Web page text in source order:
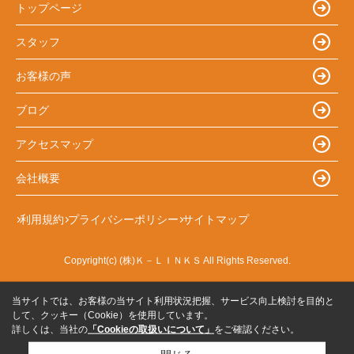
トップページ
スタッフ
お客様の声
ブログ
アクセスマップ
会社概要
利用規約 プライバシーポリシー サイトマップ
Copyright(c) (株)Ｋ－ＬＩＮＫＳ All Rights Reserved.
当サイトでは、お客様の当サイト利用状況把握、サービス向上検討を目的と
して、クッキー（Cookie）を使用しています。
詳しくは、当社の 「Cookieの取扱いについて」 をご確認ください。